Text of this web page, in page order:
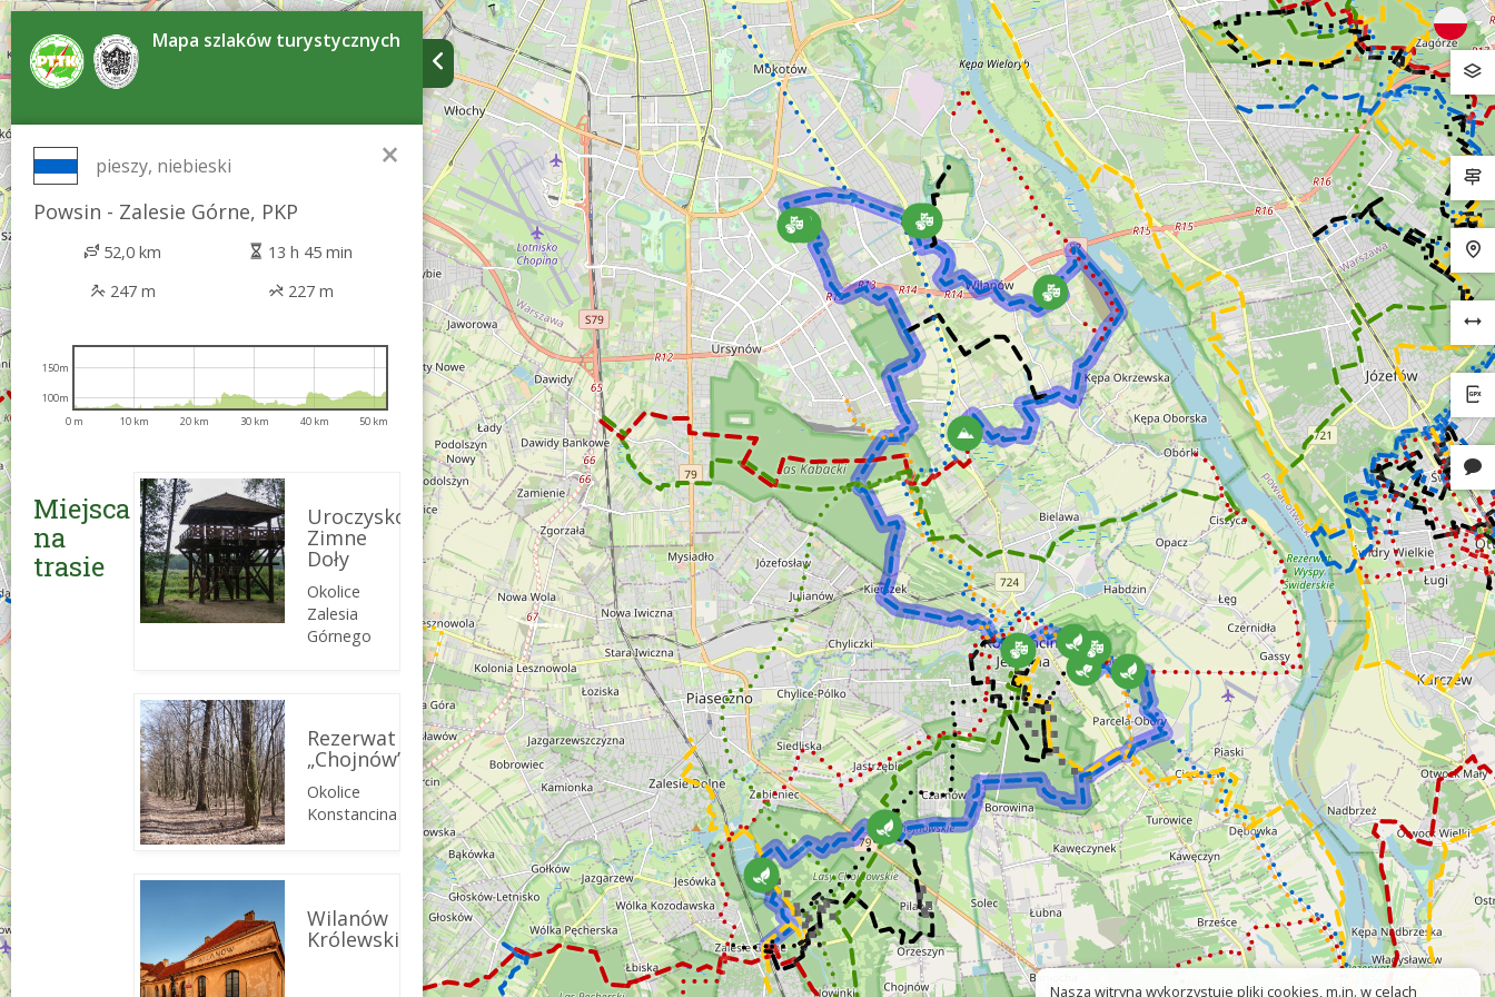
Mapa szlaków turystycznych
×
pieszy, niebieski
Powsin - Zalesie Górne, PKP
52,0 km
13 h 45 min
247 m
227 m
0 m 10 km 20 km 30 km 40 km 50 km
100m
150m
Miejsca
na
trasie
Uroczysko
Zimne
Doły
Okolice
Zalesia
Górnego
Rezerwat
„Chojnów”
Okolice
Konstancina
Wilanów
Królewski
Nasza witryna wykorzystuje pliki cookies, m.in. w celach